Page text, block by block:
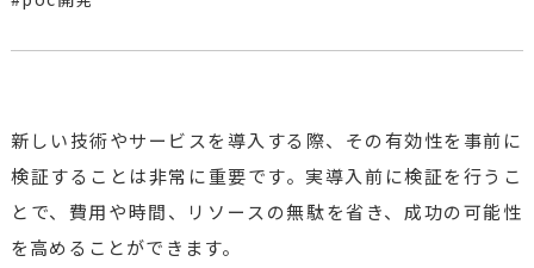
新しい技術やサービスを導入する際、その有効性を事前に
検証することは非常に重要です。実導入前に検証を行うこ
とで、費用や時間、リソースの無駄を省き、成功の可能性
を高めることができます。